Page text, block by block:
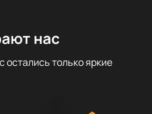
что делает её
на сцене выступят
каждый из которых
нас
остались только яркие